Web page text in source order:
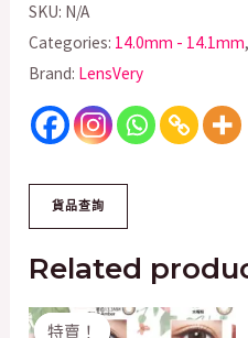
SKU: N/A
Categories: 14.0mm - 14.1mm,
Brand: LensVery
Related
特賣！
特賣！
OriginalCurrent